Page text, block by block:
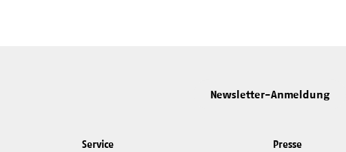
Newsletter-Anmeldung
Service Presse